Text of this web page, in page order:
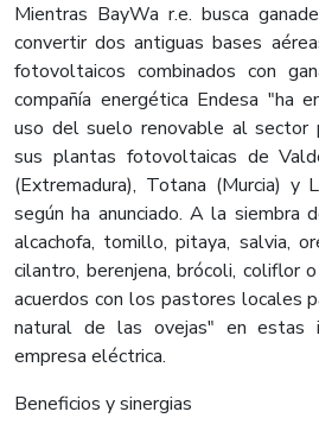
Mientras BayWa r.e. busca
convertir dos antiguas bases
fotovoltaicos combinados con
compañía energética Endesa "ha
uso del suelo renovable al sector
sus plantas fotovoltaicas de
(Extremadura), Totana (Murcia) y
según ha anunciado. A la siembra
alcachofa, tomillo, pitaya, salvia,
cilantro, berenjena, brócoli, coliflor
acuerdos con los pastores locales
natural de las ovejas" en estas
empresa eléctrica.
Beneficios y sinergias